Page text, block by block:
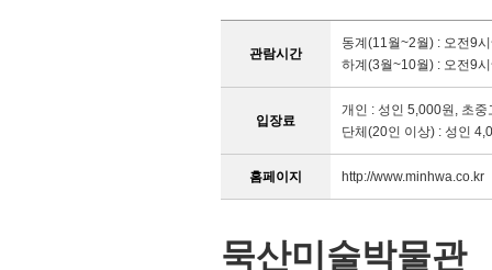
관람시간
동계(11월~2월) : 오전9
하계(3월~10월) : 오전9
입장료
개인 : 성인 5,000원, 초
단체(20인 이상) : 성인
홈페이지 http://www.minhwa.co.kr
묵산미술박물관